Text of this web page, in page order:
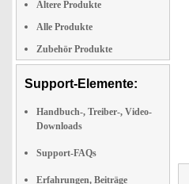
Ältere Produkte
Alle Produkte
Zubehör Produkte
Support-Elemente:
Handbuch-, Treiber-, Video-
Downloads
Support-FAQs
Erfahrungen, Beiträge